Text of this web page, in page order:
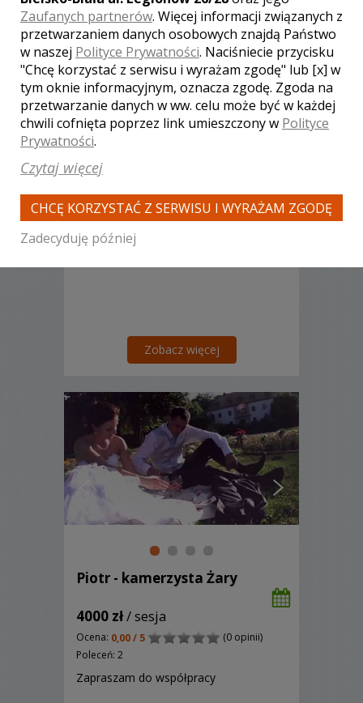
Piotr - kamerzysta Gorzów
Wielkopolski
3000 zł
Ocena:0,00 / 5
(0 opinii)
Poleceń: 5
Dbamy o to, aby nasz klient był
zadowolony z efektu końcowego.
Zobacz więcej
Piotr - kamerzysta Żary
4000 zł/ sesja
Ocena: 0,00 / 5
(0 opinii)
Poleceń: 2
Zapraszam do współpracy
Zaufanych partnerów. Więcej informacji związanych z
przetwarzaniem danych osobowych znajdą Państwo
w naszej Polityce Prywatności. Naciśniecie przycisku
"Chcę korzystać z serwisu i wyrażam zgodę" lub [x] w
tym oknie informacyjnym, oznacza zgodę. Zgoda na
przetwarzanie danych w ww. celu może być w każdej
chwili cofnięta poprzez link umieszczony w Polityce
Prywatności.
Czytaj więcej
CHCĘ KORZYSTAĆ Z SERWISU I WYRAŻAM ZGODĘ
Zadecyduję później